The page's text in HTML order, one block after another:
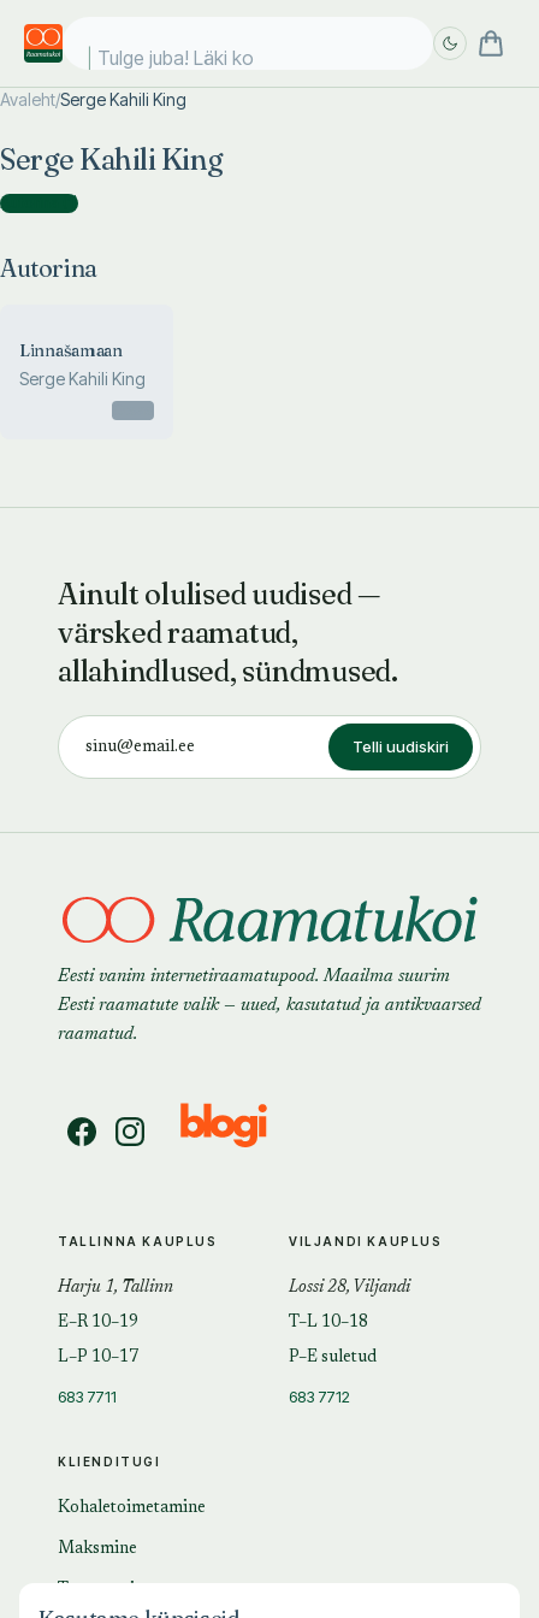
Tulge juba! Läki koo
Avaleht/Serge Kahili King
Serge Kahili King
Autorina )
Autorina
Linnašamaan
Serge Kahili King
Ainult olulised uudised —
värsked raamatud,
allahindlused, sündmused.
Telli uudiskiri
Eesti vanim internetiraamatupood. Maailma suurim
Eesti raamatute valik — uued, kasutatud ja antikvaarsed
raamatud.
KLIENDITUGI
Kohaletoimetamine
Maksmine
TALLINNA KAUPLUS
Harju 1, Tallinn
E–R 10–19
L–P 10–17
683 7711
VILJANDI KAUPLUS
Lossi 28, Viljandi
T–L 10–18
P–E suletud
683 7712